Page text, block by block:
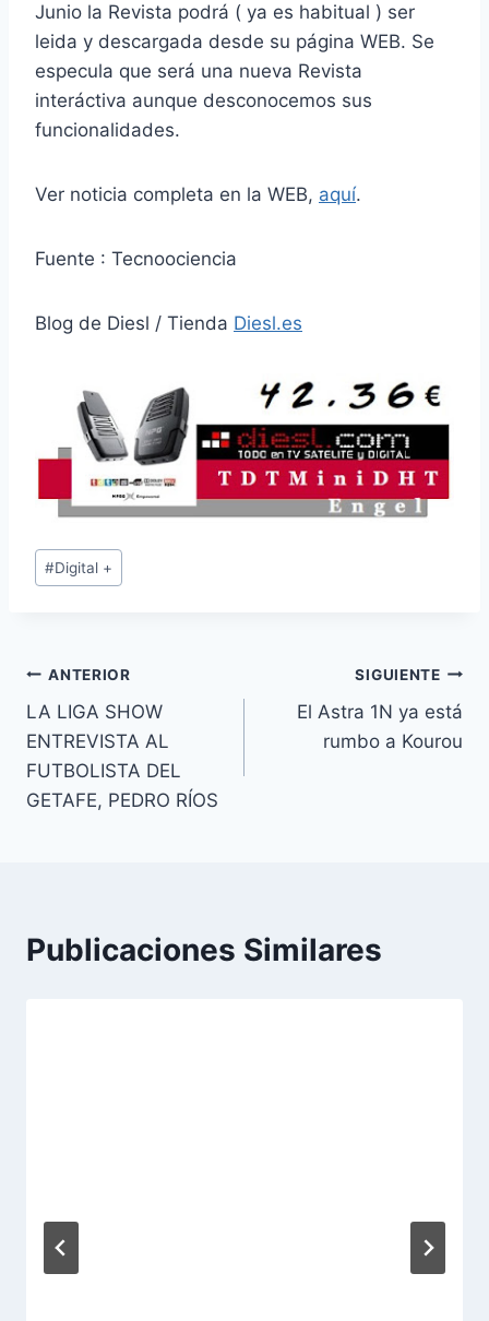
Junio la Revista podrá ( ya es habitual ) ser
leida y descargada desde su página WEB. Se
especula que será una nueva Revista
interáctiva aunque desconocemos sus
funcionalidades.
Ver noticia completa en la WEB, aquí.
Fuente : Tecnoociencia
Blog de Diesl / Tienda Diesl.es
Etiquetas
de
#Digital +
Navegación
de
entradas
ANTERIOR
LA LIGA SHOW
ENTREVISTA AL
FUTBOLISTA DEL
GETAFE, PEDRO RÍOS
SIGUIENTE
El Astra 1N ya está
rumbo a Kourou
Publicaciones Similares